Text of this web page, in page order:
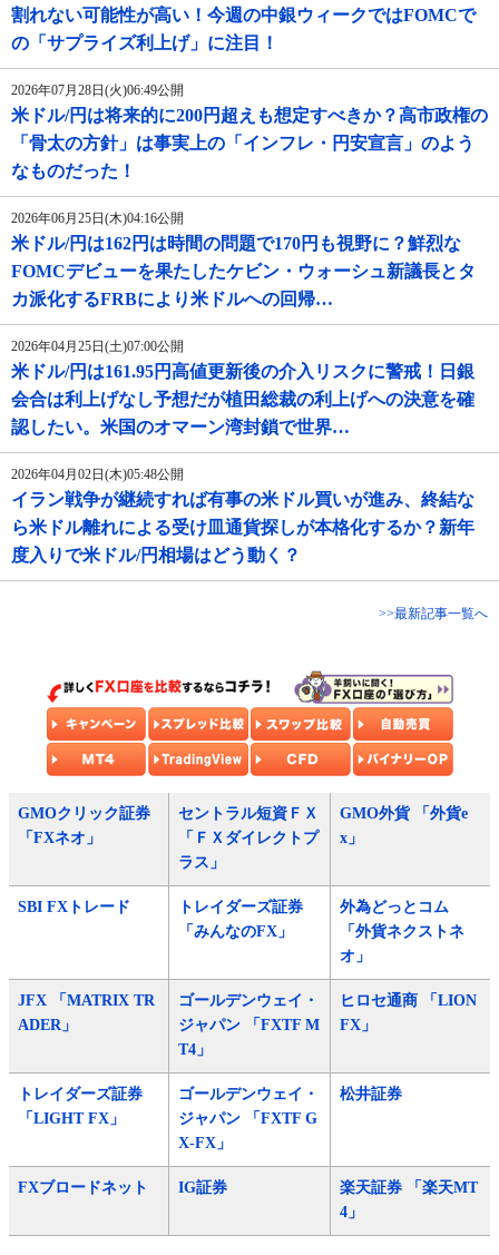
割れない可能性が高い！今週の中銀ウィークではFOMCで
の「サプライズ利上げ」に注目！
2026年07月28日(火)06:49公開
米ドル/円は将来的に200円超えも想定すべきか？高市政権の
「骨太の方針」は事実上の「インフレ・円安宣言」のよう
なものだった！
2026年06月25日(木)04:16公開
米ドル/円は162円は時間の問題で170円も視野に？鮮烈な
FOMCデビューを果たしたケビン・ウォーシュ新議長とタ
カ派化するFRBにより米ドルへの回帰…
2026年04月25日(土)07:00公開
米ドル/円は161.95円高値更新後の介入リスクに警戒！日銀
会合は利上げなし予想だが植田総裁の利上げへの決意を確
認したい。米国のオマーン湾封鎖で世界…
2026年04月02日(木)05:48公開
イラン戦争が継続すれば有事の米ドル買いが進み、終結な
ら米ドル離れによる受け皿通貨探しが本格化するか？新年
度入りで米ドル/円相場はどう動く？
>>最新記事一覧へ
GMOクリック証券
「FXネオ」
セントラル短資ＦＸ
「ＦＸダイレクトプ
ラス」
GMO外貨 「外貨e
x」
SBI FXトレード
トレイダーズ証券
「みんなのFX」
外為どっとコム
「外貨ネクストネ
オ」
JFX 「MATRIX TR
ADER」
ゴールデンウェイ・
ジャパン 「FXTF M
T4」
ヒロセ通商 「LION
FX」
トレイダーズ証券
「LIGHT FX」
ゴールデンウェイ・
ジャパン 「FXTF G
X-FX」
松井証券
FXブロードネット IG証券
楽天証券 「楽天MT
4」